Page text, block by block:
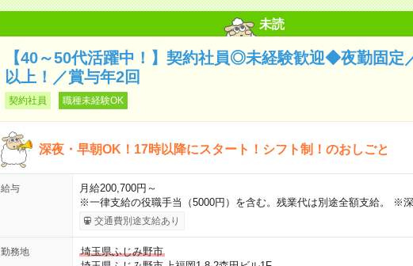
未読
【40～50代活躍中！】契約社員◎未経験歓迎◆夜勤固定
以上！／賞与年2回
契約社員 職種未経験OK
深夜・早朝OK！17時以降にスタート！シフト制！のおしごと
給与
月給200,700円～
※一律支給の役職手当（5000円）を含む。残業代は別途全額支給。 ※
交通費別途支給あり
勤務地
埼玉県ふじみ野市